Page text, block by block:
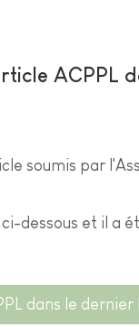
ACPPL
soumis par
dessous et il a
dans le